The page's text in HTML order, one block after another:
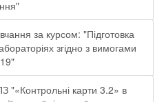
за курсом: "Підготовка
згідно з вимогами
"«Контрольні карти 3.2» в